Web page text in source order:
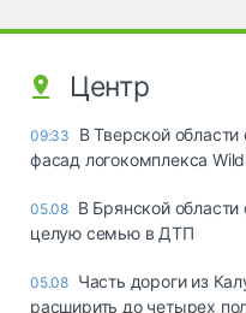
Центр
09:33
В Тверской
фасад логокомплекса
05.08 В Брянской области
целую семью в ДТП
05.08 Часть дороги из
расширить до четырех